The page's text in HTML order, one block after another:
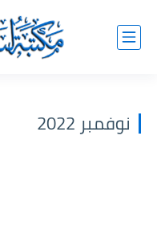
نوفمبر 2022